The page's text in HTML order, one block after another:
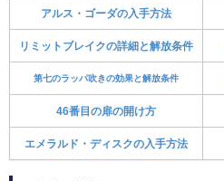
アルス・ゴーダの入手方法
リミットブレイクの詳細と解放条件
第七のラッパ吹きの効果と解放条件
46番目の扉の開け方
エメラルド・ディスクの入手方法